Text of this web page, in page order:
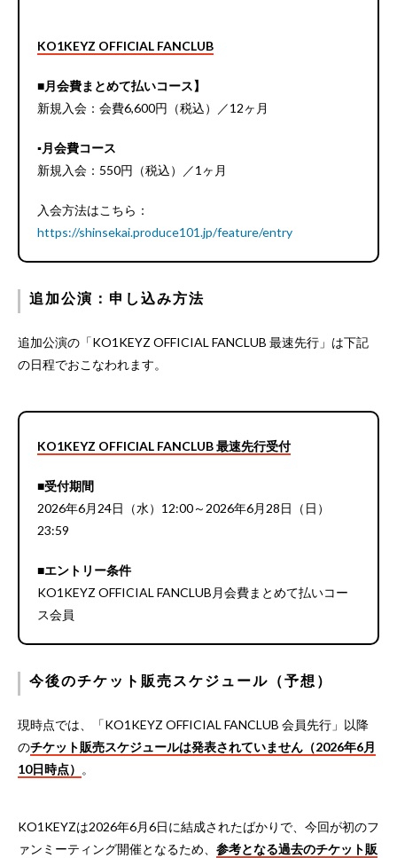
KO1KEYZ OFFICIAL FANCLUB
■月会費まとめて払いコース】
新規入会：会費6,600円（税込）／12ヶ月
▪️月会費コース
新規入会：550円（税込）／1ヶ月
入会方法はこちら：
https://shinsekai.produce101.jp/feature/entry
追加公演：申し込み方法
追加公演の「KO1KEYZ OFFICIAL FANCLUB 最速先行」は下記
の日程でおこなわれます。
KO1KEYZ OFFICIAL FANCLUB 最速先行受付
■受付期間
2026年6月24日（水）12:00～2026年6月28日（日）
23:59
■エントリー条件
KO1KEYZ OFFICIAL FANCLUB月会費まとめて払いコー
ス会員
今後のチケット販売スケジュール（予想）
現時点では、「KO1KEYZ OFFICIAL FANCLUB 会員先行」以降
のチケット販売スケジュールは発表されていません（2026年6月
10日時点） 。
KO1KEYZは2026年6月6日に結成されたばかりで、今回が初のフ
ァンミーティング開催となるため、 参考となる過去のチケット販